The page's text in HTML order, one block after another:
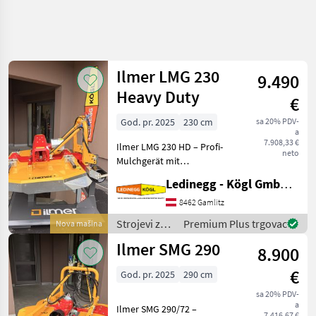
Kategorija 4 Država Filtri
TRENUTNA
STAZA
Poljoprivredna
tehnika
Strojevi Za
Vocarstvo
Vocarski I
Vinogradarski
Mulceri Malceri
Ilmer
ODABERITE
KATEGORIJU
Poništi
Prikaži 7
rezultata
Nova mašina
Ilmer LMG 230
Heavy Duty
9.490
€
sa 20% PDV-
a
7.908,33 €
neto
God. pr. 2025
230 cm
Ilmer LMG 230 HD – Profi-
Mulchgerät mit
Schnittleistung und
präzisem Schnittbild
Beschreibung: Der Ilmer
LMG 230 HD ist ein robustes
Mulchgerät in
Ledinegg - Kögl GmbH - Obst- und Weinbautechnik
8462 Gamlitz
Strojevi za
voćarstvo /
Ilmer
Premium Plus trgovac
Ilmer SMG 290
8.900
€
sa 20% PDV-
a
God. pr. 2025 290 cm
Ilmer SMG 290/72 –